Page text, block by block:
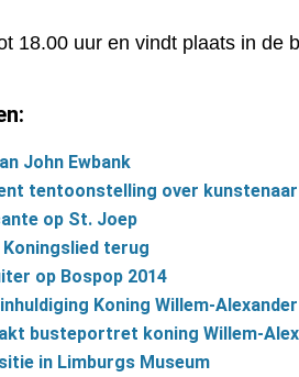
18.00 uur en vindt plaats in de
John Ewbank
tentoonstelling over
op St. Joep
terug
op Bospop 2014
Koning Willem-Alexander
busteportret koning Willem-
in Limburgs Museum